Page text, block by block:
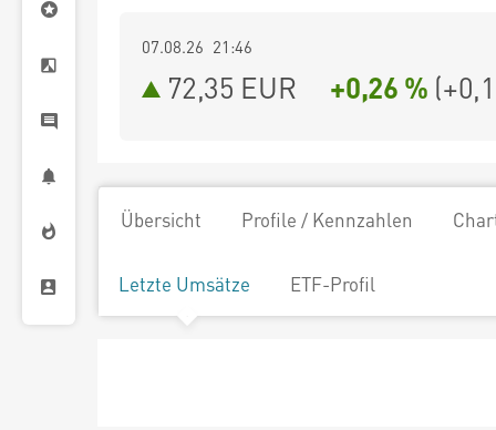
07.08.26 21:46
72,35 EUR +0,26 % (
Übersicht Profile / Kennzahlen
Letzte Umsätze ETF-Profil